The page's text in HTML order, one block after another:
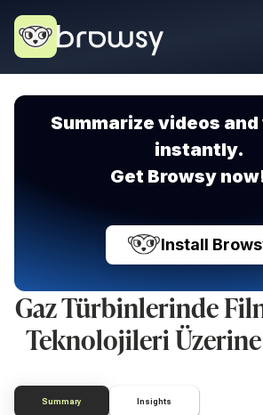
Summarize videos
instantly.
Get Browsy
Install
Gaz Türbinlerinde
Teknolojileri
Summary Insights